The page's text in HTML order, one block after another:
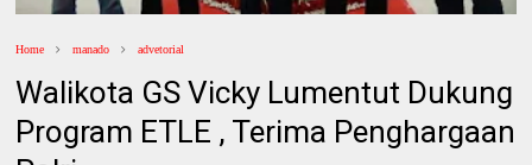
Home manado advetorial
Walikota GS Vicky Lumentut Dukung
Program ETLE , Terima Penghargaan